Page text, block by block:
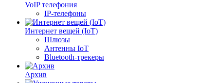
VoIP телефония
IP-телефоны
Интернет вещей (IoT)
Шлюзы
Антенны IoT
Bluetooth-трекеры
Архив